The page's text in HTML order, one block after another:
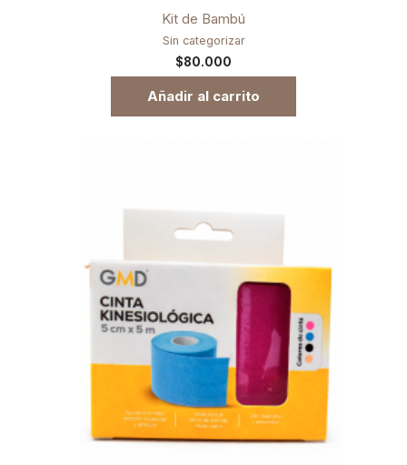
Kit de Bambú
Sin categorizar
$80.000
Añadir al carrito